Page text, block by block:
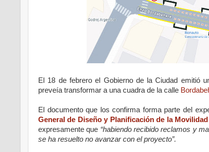
El 18 de febrero el Gobierno de la Ciudad emitió
preveía transformar a una cuadra de la calle
El documento que los confirma forma parte del
General de Diseño y Planificación de la
expresamente que “habiendo recibido reclamos y
se ha resuelto no avanzar con el proyecto”.